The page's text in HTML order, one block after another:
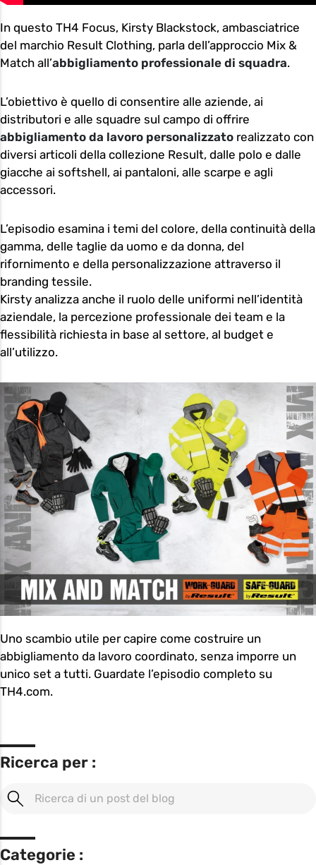
In questo TH4 Focus, Kirsty Blackstock, ambasciatrice
del marchio Result Clothing, parla dell’approccio Mix &
Match all’abbigliamento professionale di squadra.
L’obiettivo è quello di consentire alle aziende, ai
distributori e alle squadre sul campo di offrire
abbigliamento da lavoro personalizzato realizzato con
diversi articoli della collezione Result, dalle polo e dalle
giacche ai softshell, ai pantaloni, alle scarpe e agli
accessori.
L’episodio esamina i temi del colore, della continuità della
gamma, delle taglie da uomo e da donna, del
rifornimento e della personalizzazione attraverso il
branding tessile.
Kirsty analizza anche il ruolo delle uniformi nell’identità
aziendale, la percezione professionale dei team e la
flessibilità richiesta in base al settore, al budget e
all’utilizzo.
Uno scambio utile per capire come costruire un
abbigliamento da lavoro coordinato, senza imporre un
unico set a tutti. Guardate l’episodio completo su
TH4.com.
Ricerca per :
Categorie :